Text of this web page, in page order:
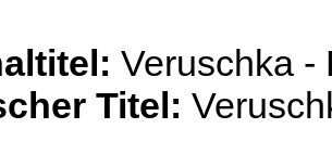
Veruschka -
Titel: